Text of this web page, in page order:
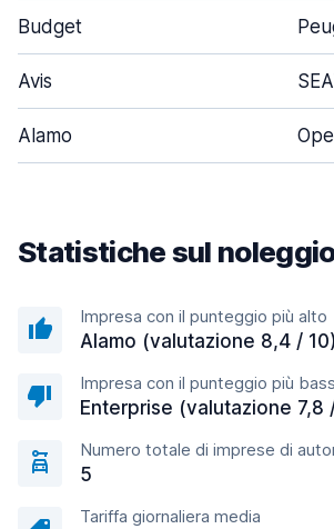
Budget
Avis
Alamo
Statistiche sul
Impresa con il punteggio più alto
Alamo (valutazione 8,4 / 10)
Impresa con il punteggio più
Enterprise (valutazione 7,8
Numero totale di imprese di
5
Tariffa giornaliera media